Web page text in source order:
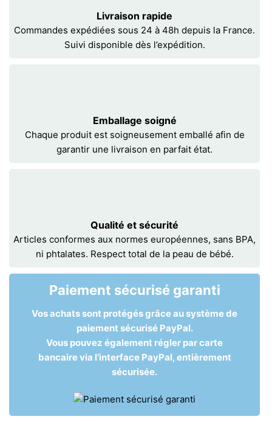
Livraison rapide
Commandes expédiées sous 24 à 48h depuis la France.
Suivi disponible dès l’expédition.
Emballage soigné
Chaque produit est soigneusement emballé afin de
garantir une livraison en parfait état.
Qualité et sécurité
Articles conformes aux normes européennes, sans BPA,
ni phtalates. Respect total de la peau de bébé.
Paiement sécurisé garanti
Vos achats sont protégés grâce au système de
paiement sécurisé PayPal.
Vous pouvez également régler par carte
bancaire via l’interface PayPal, entièrement
sécurisée.